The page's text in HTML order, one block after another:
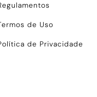
de Uso
de Privacidade